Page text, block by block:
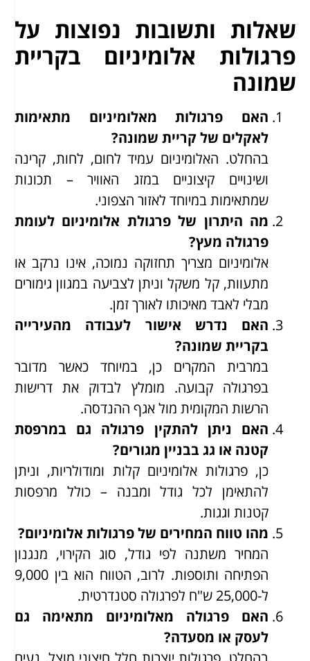
שאלות ותשובות נפוצות על
פרגולות אלומיניום בקריית
שמונה
האם פרגולות מאלומיניום מתאימות
לאקלים של קריית שמונה?
בהחלט. האלומיניום עמיד לחום, לחות, קרינה
ושינויים קיצוניים במזג האוויר – תכונות
שמתאימות במיוחד לאזור הצפוני.
מה היתרון של פרגולת אלומיניום לעומת
פרגולה מעץ?
אלומיניום מצריך תחזוקה נמוכה, אינו נרקב או
מתעוות, קל משקל וניתן לצביעה במגוון גימורים
מבלי לאבד מאיכותו לאורך זמן.
האם נדרש אישור לעבודה מהעירייה
בקריית שמונה?
במרבית המקרים כן, במיוחד כאשר מדובר
בפרגולה קבועה. מומלץ לבדוק את דרישות
הרשות המקומית מול אגף ההנדסה.
האם ניתן להתקין פרגולה גם במרפסת
קטנה או גג בבניין מגורים?
כן, פרגולות אלומיניום קלות ומודולריות, וניתן
להתאימן לכל גודל ומבנה – כולל מרפסות
קטנות וגגות.
מהו טווח המחירים של פרגולות אלומיניום?
המחיר משתנה לפי גודל, סוג הקירוי, מנגנון
הפתיחה ותוספות. לרוב, הטווח הוא בין 9,000
ל-25,000 ש"ח לפרגולה סטנדרטית.
האם פרגולה מאלומיניום מתאימה גם
לעסק או מסעדה?